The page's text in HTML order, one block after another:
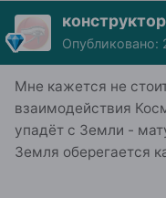
конструктор
Опубликовано:
Мне кажется не
взаимодействия
упадёт с Земли -
Земля оберегается